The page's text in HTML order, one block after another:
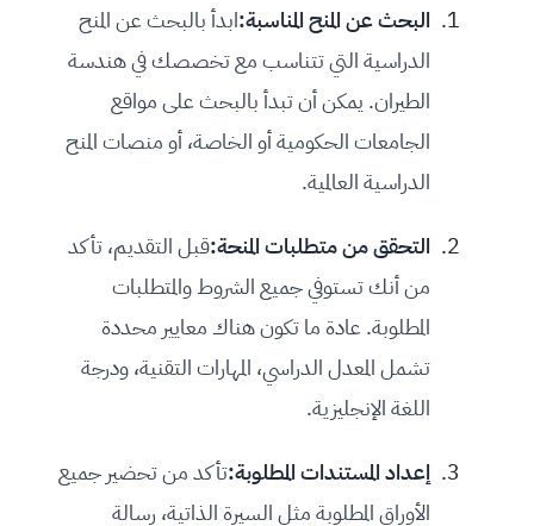
البحث عن المنح المناسبة:ابدأ بالبحث عن المنح
الدراسية التي تتناسب مع تخصصك في هندسة
الطيران. يمكن أن تبدأ بالبحث على مواقع
الجامعات الحكومية أو الخاصة، أو منصات المنح
الدراسية العالمية.
التحقق من متطلبات المنحة:قبل التقديم، تأكد
من أنك تستوفي جميع الشروط والمتطلبات
المطلوبة. عادة ما تكون هناك معايير محددة
تشمل المعدل الدراسي، المهارات التقنية، ودرجة
اللغة الإنجليزية.
إعداد المستندات المطلوبة:تأكد من تحضير جميع
الأوراق المطلوبة مثل السيرة الذاتية، رسالة